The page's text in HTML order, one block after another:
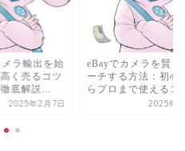
メラ輸出を始
く売るコツ
底解説...
2025年2月7日
eBayでカメラを賢く
ーチする方法：初心
らプロまで使えるコ
2025年1